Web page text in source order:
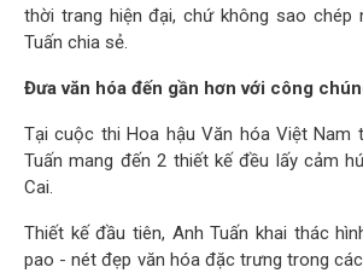
thời trang hiện đại, chứ không sao chép
Tuấn chia sẻ.
Đưa văn hóa đến gần hơn với công
Tại cuộc thi Hoa hậu Văn hóa Việt Nam
Tuấn mang đến 2 thiết kế đều lấy cảm
Cai.
Thiết kế đầu tiên, Anh Tuấn khai thác
pao - nét đẹp văn hóa đặc trưng trong